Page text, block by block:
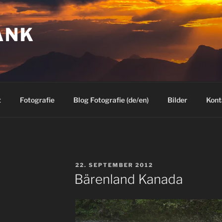
Fotografie Blog Fotografie (de/en) Bilder
VERÖFFENTLICHT
AM
22. SEPTEMBER 2012
Bärenland Kanada